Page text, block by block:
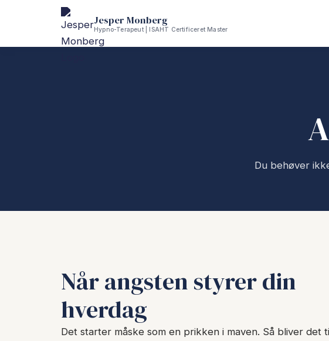
Jesper Monberg
Hypno-Terapeut | ISAHT Certificeret Master
Du behøver
Når angsten styrer din
hverdag
Det starter måske som en prikken i maven. Så bliver det